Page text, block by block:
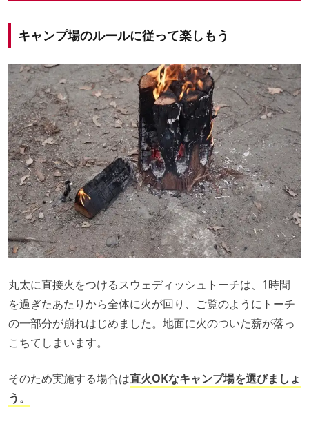
キャンプ場のルールに従って楽しもう
丸太に直接火をつけるスウェディッシュトーチは、1時間
を過ぎたあたりから全体に火が回り、ご覧のようにトーチ
の一部分が崩れはじめました。地面に火のついた薪が落っ
こちてしまいます。
そのため実施する場合は直火OKなキャンプ場を選びましょ
う。